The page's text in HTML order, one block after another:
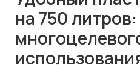
на 750